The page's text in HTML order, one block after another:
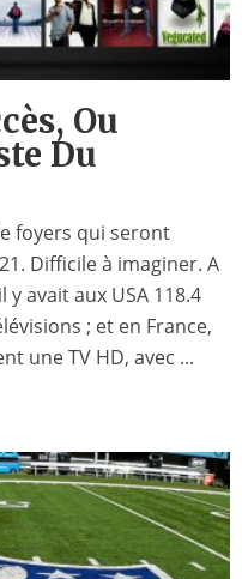
Ou
Du
foyers qui seront
Difficile à imaginer. A
avait aux USA 118.4
; et en France,
une TV HD, avec ...